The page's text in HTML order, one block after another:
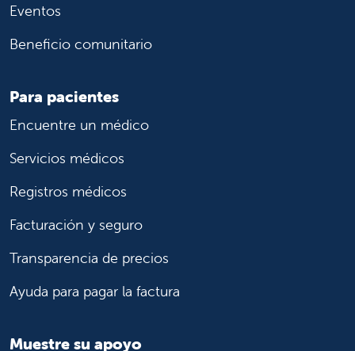
Eventos
Beneficio comunitario
Para pacientes
Encuentre un médico
Servicios médicos
Registros médicos
Facturación y seguro
Transparencia de precios
Ayuda para pagar la factura
Muestre su apoyo